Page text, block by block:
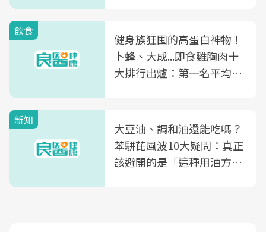
飲食
健身族狂囤的高蛋白神物！
卜蜂、大成...即食雞胸肉十
大排行出爐：第一名平均一
新知
大豆油、調和油還能吃嗎？
苯駢芘風波10大疑問：真正
該避開的是「這種用油方